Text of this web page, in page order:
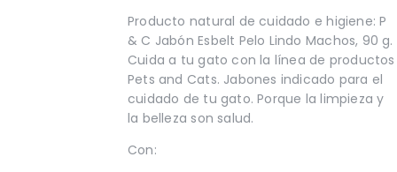
BELLEZA Y LIMPIEZA
CONDUCTA Y
COMPORTAMIENTO
CONTROL DE PESO
PIEL Y PELAJE
REPELENTE
SALUD DIGESTIVA
Producto natural de cuidado e higiene: P
& C Jabón Esbelt Pelo Lindo Machos, 90 g.
Cuida a tu gato con la línea de productos
Pets and Cats. Jabones indicado para el
cuidado de tu gato. Porque la limpieza y
la belleza son salud.
Con: